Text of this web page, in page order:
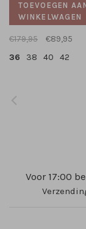
TOEVOEGEN
WINKELWAGEN
€179,95
€89,95
36
38 40 42
Voor 17:00